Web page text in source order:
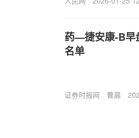
药—捷安康-B早
名单
证券时报网 曹晨